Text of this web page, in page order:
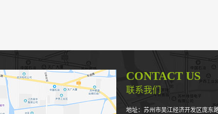
CONTACT US
联系我们
地址：苏州市吴江经济开发区庞东